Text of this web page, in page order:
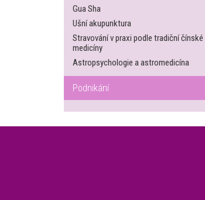
Gua Sha
Ušní akupunktura
Stravování v praxi podle tradiční čínské
medicíny
Astropsychologie a astromedicína
Podnikání